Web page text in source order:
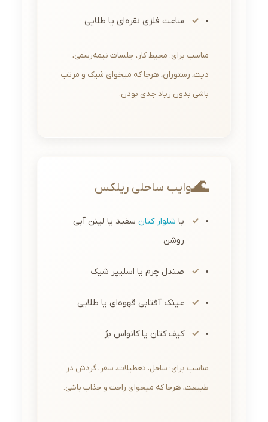
ساعت فلزی نقره‌ای یا طلایی
مناسب برای: محیط کار، جلسات نیمه‌رسمی،
دیت، رستوران، هرجا که میخوای شیک و مرتب
باشی بدون زیاد جدی بودن.
🌊وایب ساحلی ریلکس
با شلوار کتان سفید یا لینن آبی
روشن
صندل چرم یا اسلیپر شیک
عینک آفتابی قهوه‌ای یا طلایی
کیف کتان یا کانواس بژ
مناسب برای: ساحل، تعطیلات، سفر، گردش در
طبیعت، هرجا که میخوای راحت و جذاب باشی.